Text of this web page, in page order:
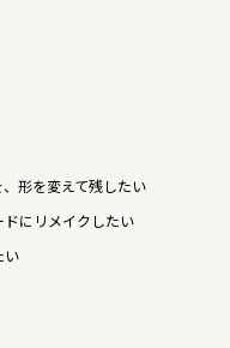
形を変えて残したい
にリメイクしたい
い